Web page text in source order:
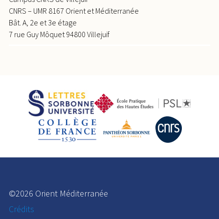
2015, 978-2-35613-129-4.⟨halshs-03987654⟩
Florence Mocci, Maxence Segard, Kevin Walsh,
Raphaël Golosetti, Vincent Dumas, et al..
Archéologie de la montagne européenne : actes de
la table ronde internationale de Gap, 29 septembre-
1er octobre 2008, Paris : Errance ; Aix-en-Provence :
Centre Camille-Jullian, 2010, Bibliothèque
d'archéologie méditerranéenne et africaine, ISSN
CNRS – UMR 8167 Orient et Méditerranée
Bât. A, 2e et 3e étage
7 rue Guy Môquet 94800 Villejuif
©2026 Orient Méditerranée
Crédits